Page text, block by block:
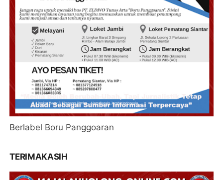
Berlabel Boru Panggoaran
TERIMAKASIH